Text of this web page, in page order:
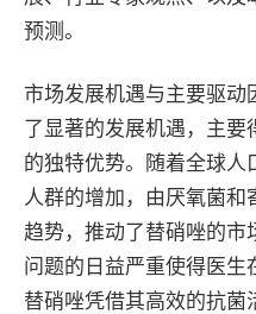
预测。
市场发展机遇与主要驱动
了显著的发展机遇，主要
的独特优势。随着全球人
人群的增加，由厌氧菌
趋势，推动了替硝唑的市
问题的日益严重使得医生
替硝唑凭借其高效的抗